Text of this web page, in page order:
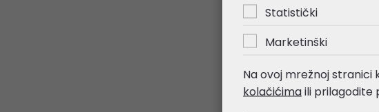
Statistički
Marketinški
Na ovoj mrežnoj
kolačićimaili prilagodite